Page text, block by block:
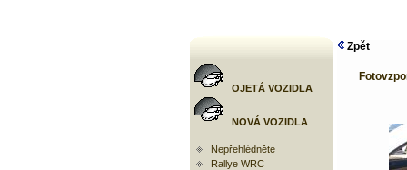
OJETÁ VOZIDLA
NOVÁ VOZIDLA
Nepřehlédněte
Rallye WRC
Zpět